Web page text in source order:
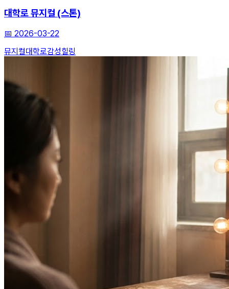
대학로 뮤지컬 (스톤)
📅 2026-03-22
뮤지컬대학로감성힐링